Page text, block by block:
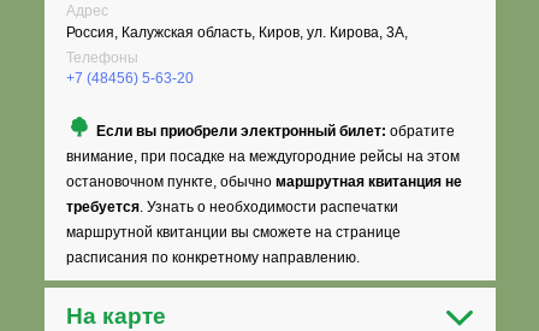
Адрес
Россия, Калужская область, Киров, ул. Кирова, 3А,
Телефоны
+7 (48456) 5-63-20
Если вы приобрели электронный билет: обратите
внимание, при посадке на междугородние рейсы на этом
остановочном пункте, обычномаршрутная квитанция не
требуется. Узнать о необходимости распечатки
маршрутной квитанции вы сможете на странице
расписания по конкретному направлению.
На карте